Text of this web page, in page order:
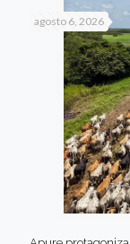
agosto 6, 2026